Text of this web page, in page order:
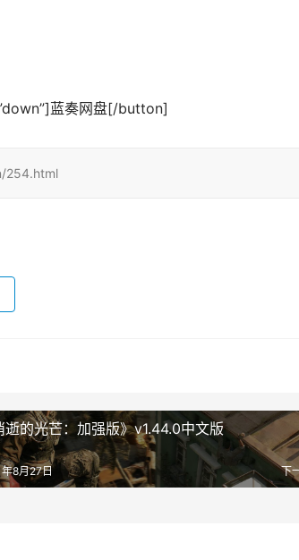
蓝奏网盘[/button]
254.html
逝的光芒：加强版》v1.44.0中文版
下
8月27日